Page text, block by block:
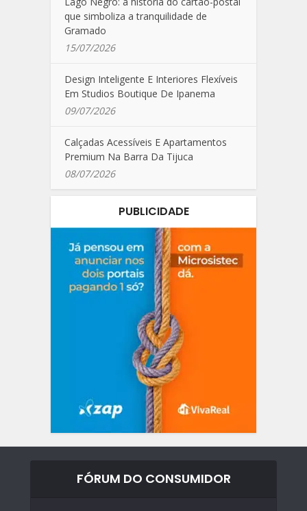
que simboliza a tranquilidade de
Gramado
15/07/2026
Design Inteligente E Interiores Flexíveis
Em Studios Boutique De Ipanema
09/07/2026
Calçadas Acessíveis E Apartamentos
Premium Na Barra Da Tijuca
08/07/2026
PUBLICIDADE
FÓRUM DO CONSUMIDOR